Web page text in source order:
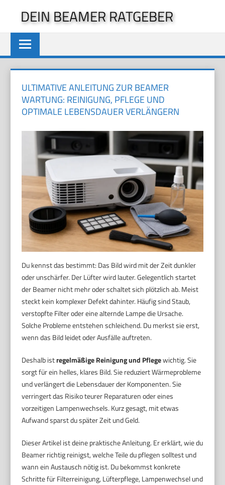
springen
DEIN BEAMER RATGEBER
ULTIMATIVE ANLEITUNG ZUR BEAMER
WARTUNG: REINIGUNG, PFLEGE UND
OPTIMALE LEBENSDAUER VERLÄNGERN
Du kennst das bestimmt: Das Bild wird mit der Zeit dunkler
oder unschärfer. Der Lüfter wird lauter. Gelegentlich startet
der Beamer nicht mehr oder schaltet sich plötzlich ab. Meist
steckt kein komplexer Defekt dahinter. Häufig sind Staub,
verstopfte Filter oder eine alternde Lampe die Ursache.
Solche Probleme entstehen schleichend. Du merkst sie erst,
wenn das Bild leidet oder Ausfälle auftreten.
Deshalb istregelmäßige Reinigung und Pflegewichtig. Sie
sorgt für ein helles, klares Bild. Sie reduziert Wärmeprobleme
und verlängert die Lebensdauer der Komponenten. Sie
verringert das Risiko teurer Reparaturen oder eines
vorzeitigen Lampenwechsels. Kurz gesagt, mit etwas
Aufwand sparst du später Zeit und Geld.
Dieser Artikel ist deine praktische Anleitung. Er erklärt, wie du
Beamer richtig reinigst, welche Teile du pflegen solltest und
wann ein Austausch nötig ist. Du bekommst konkrete
Schritte für Filterreinigung, Lüfterpflege, Lampenwechsel und